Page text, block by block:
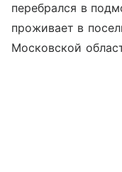
перебрался в
проживает в
Московской